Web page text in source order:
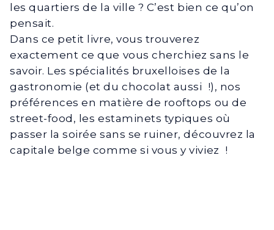
les quartiers de la ville ? C’est bien ce qu’on
pensait.
Dans ce petit livre, vous trouverez
exactement ce que vous cherchiez sans le
savoir. Les spécialités bruxelloises de la
gastronomie (et du chocolat aussi !), nos
préférences en matière de rooftops ou de
street-food, les estaminets typiques où
passer la soirée sans se ruiner, découvrez la
capitale belge comme si vous y viviez !